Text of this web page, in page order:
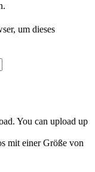
um dieses
You can upload up
mit einer Größe von